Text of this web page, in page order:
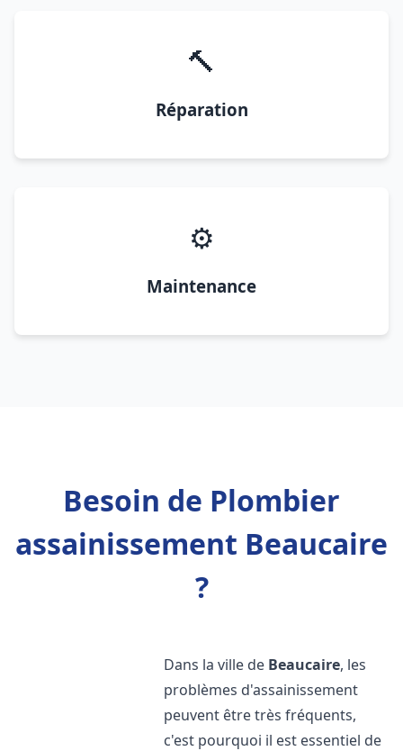
🔨
Réparation
⚙️
Maintenance
Besoin de Plombier
assainissement Beaucaire
?
Dans la ville de Beaucaire, les
problèmes d'assainissement
peuvent être très fréquents,
c'est pourquoi il est essentiel de